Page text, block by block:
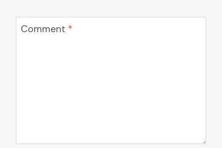
Comment *